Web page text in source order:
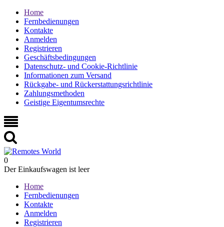
Home
Fernbedienungen
Kontakte
Anmelden
Registrieren
Geschäftsbedingungen
Datenschutz- und Cookie-Richtlinie
Informationen zum Versand
Rückgabe- und Rückerstattungsrichtlinie
Zahlungsmethoden
Geistige Eigentumsrechte
0
Der Einkaufswagen ist leer
Home
Fernbedienungen
Kontakte
Anmelden
Registrieren